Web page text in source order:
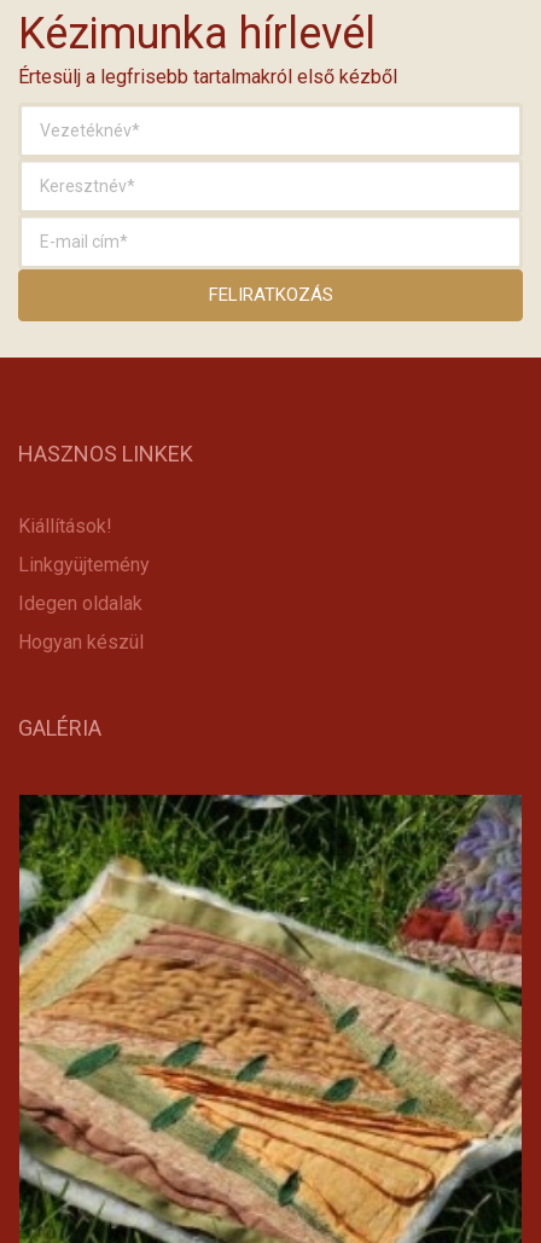
Kézimunka hírlevél
Értesülj a legfrisebb tartalmakról első kézből
HASZNOS LINKEK
Kiállítások!
Linkgyüjtemény
Idegen oldalak
Hogyan készül
GALÉRIA